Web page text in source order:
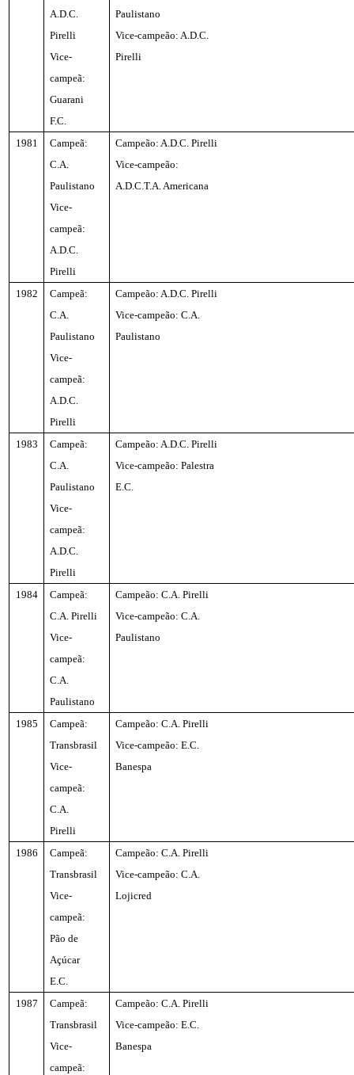
A.D.C.
Pirelli
Vice-
campeã:
Guarani
F.C.
Paulistano
Vice-campeão: A.D.C.
Pirelli
1981
Campeã:
C.A.
Paulistano
Vice-
campeã:
A.D.C.
Pirelli
Campeão: A.D.C. Pirelli
Vice-campeão:
A.D.C.T.A. Americana
1982
Campeã:
C.A.
Paulistano
Vice-
campeã:
A.D.C.
Pirelli
Campeão: A.D.C. Pirelli
Vice-campeão: C.A.
Paulistano
1983
Campeã:
C.A.
Paulistano
Vice-
campeã:
A.D.C.
Pirelli
Campeão: A.D.C. Pirelli
Vice-campeão: Palestra
E.C.
1984
Campeã:
C.A. Pirelli
Vice-
campeã:
C.A.
Paulistano
Campeão: C.A. Pirelli
Vice-campeão: C.A.
Paulistano
1985
Campeã:
Transbrasil
Vice-
campeã:
C.A.
Pirelli
Campeão: C.A. Pirelli
Vice-campeão: E.C.
Banespa
1986
Campeã:
Transbrasil
Vice-
campeã:
Pão de
Açúcar
E.C.
Campeão: C.A. Pirelli
Vice-campeão: C.A.
Lojicred
1987
Campeã:
Transbrasil
Vice-
campeã:
Campeão: C.A. Pirelli
Vice-campeão: E.C.
Banespa